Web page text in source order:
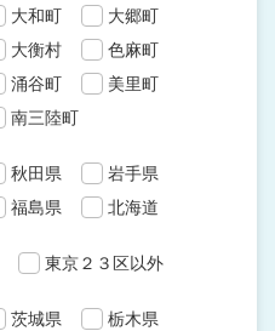
大和町
大郷町
大衡村
色麻町
涌谷町
美里町
南三陸町
秋田県
岩手県
福島県 北海道
東京２３区以外
茨城県
栃木県